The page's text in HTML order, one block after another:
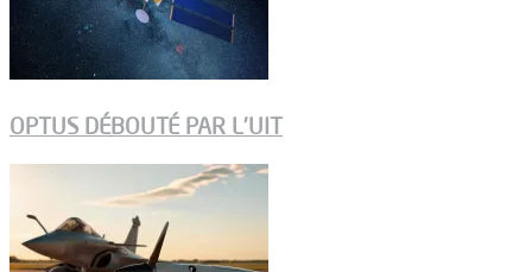
OPTUS DÉBOUTÉ PAR L’UIT